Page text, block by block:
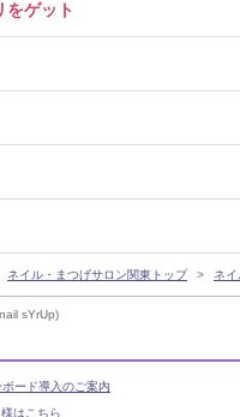
sYrUp)
ゲット
ネイル・まつげサロン関東トップ ネ
ード導入のご案内
はこちら